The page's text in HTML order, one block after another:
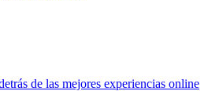
de las mejores experiencias online